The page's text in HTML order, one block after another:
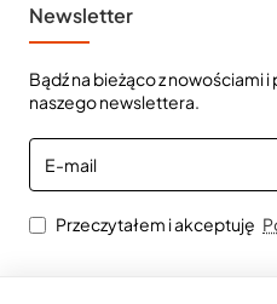
Newsletter
Bądź na bieżąco z nowościami
naszego newslettera.
E-
mail
Przeczytałem i akceptuję